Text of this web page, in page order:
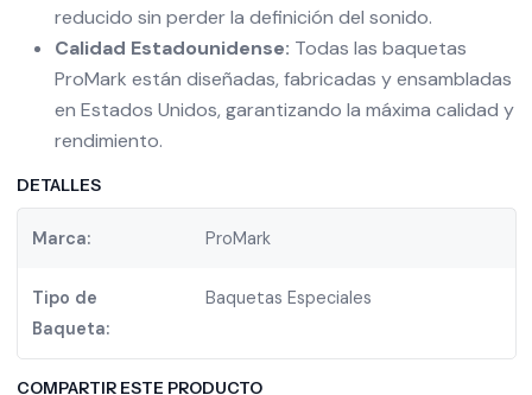
reducido sin perder la definición del sonido.
Calidad Estadounidense: Todas las baquetas
ProMark están diseñadas, fabricadas y ensambladas
en Estados Unidos, garantizando la máxima calidad y
rendimiento.
DETALLES
Marca: ProMark
Tipo de
Baqueta:
Baquetas Especiales
COMPARTIR ESTE PRODUCTO